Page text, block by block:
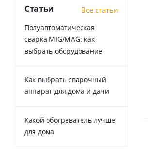
Статьи Все статьи
Полуавтоматическая
сварка MIG/MAG: как
выбрать оборудование
Как выбрать сварочный
аппарат для дома и дачи
Какой обогреватель лучше
для дома